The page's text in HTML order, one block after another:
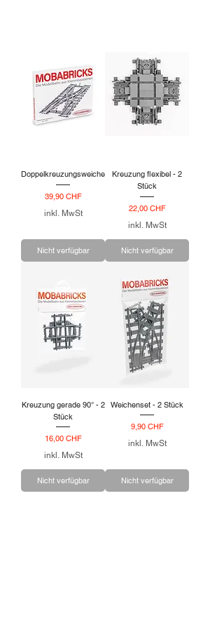
Doppelkreuzungsweiche
Preis
39,90 CHF
inkl. MwSt
Nicht verfügbar
Kreuzung flexibel - 2
Stück
Preis
22,00 CHF
inkl. MwSt
Nicht verfügbar
Kreuzung gerade 90° - 2
Stück
Preis
16,00 CHF
inkl. MwSt
Nicht verfügbar
Weichenset - 2 Stück
Preis
9,90 CHF
inkl. MwSt
Nicht verfügbar